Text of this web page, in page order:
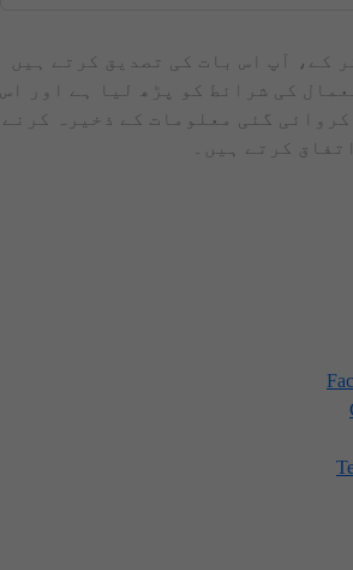
کے، آپ اس بات کی تصدیق کرتے ہیں
کی شرائط کو پڑھ لیا ہے اور اس
گئی معلومات کے ذخیرہ کرنے
کرتے ہیں۔